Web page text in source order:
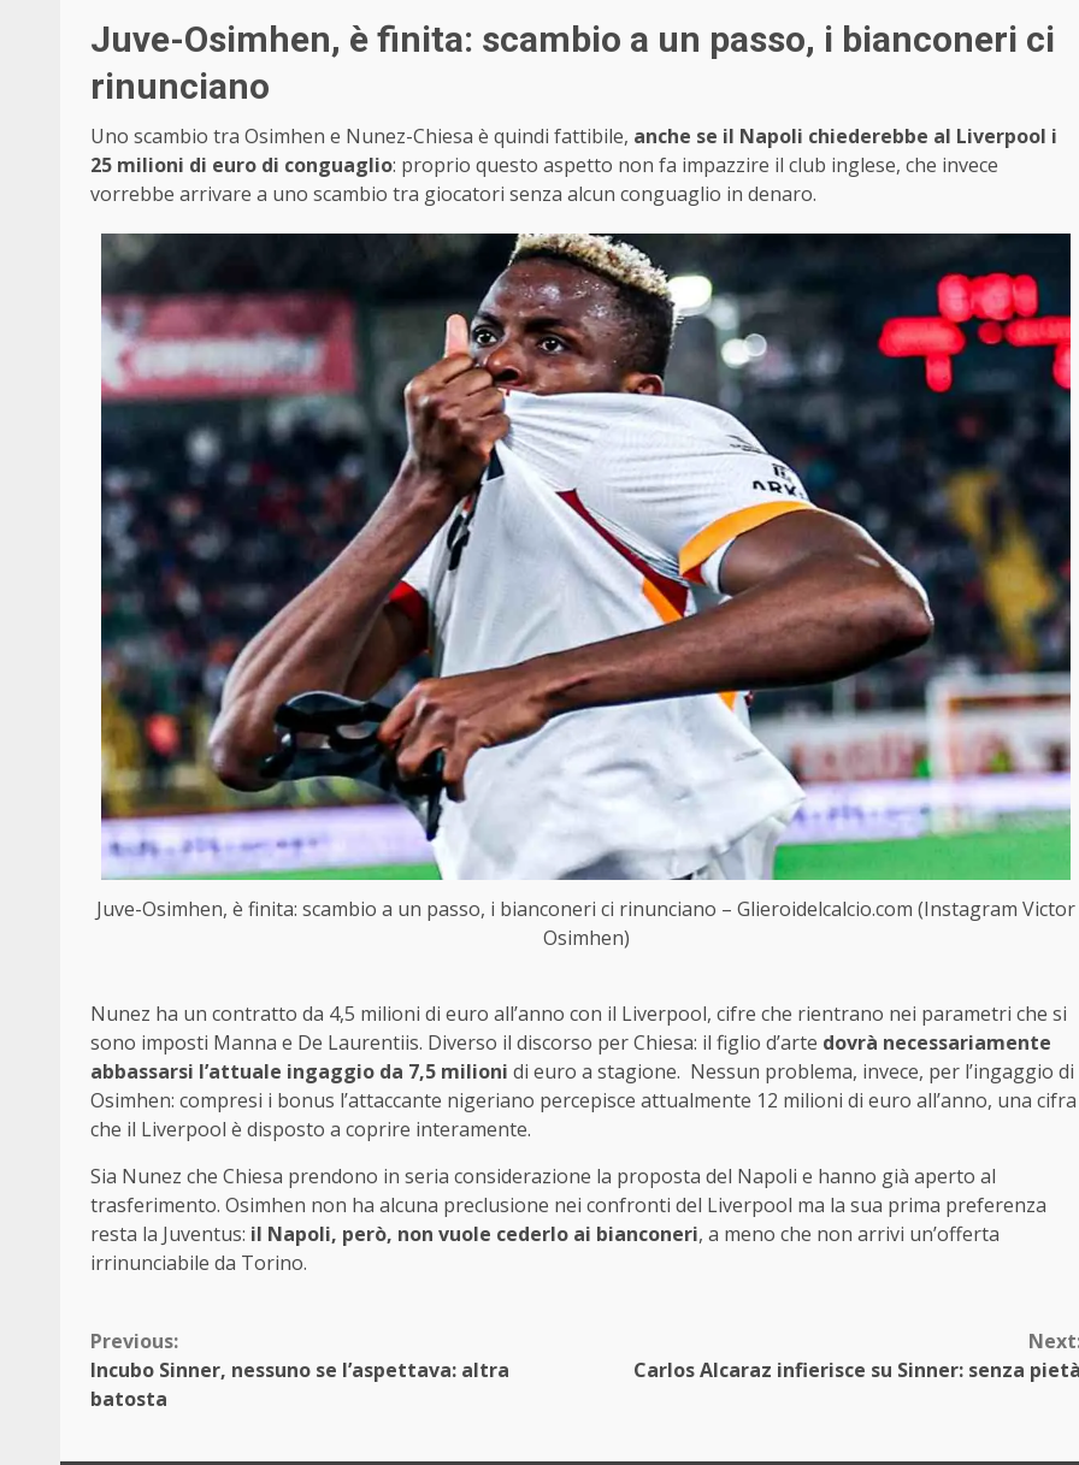
Juve-Osimhen, è finita: scambio a un passo, i bianconeri ci
rinunciano
Uno scambio tra Osimhen e Nunez-Chiesa è quindi fattibile, anche se il Napoli chiederebbe al Liverpool i
25 milioni di euro di conguaglio: proprio questo aspetto non fa impazzire il club inglese, che invece
vorrebbe arrivare a uno scambio tra giocatori senza alcun conguaglio in denaro.
Juve-Osimhen, è finita: scambio a un passo, i bianconeri ci rinunciano – Glieroidelcalcio.com (Instagram Victor
Osimhen)
Nunez ha un contratto da 4,5 milioni di euro all’anno con il Liverpool, cifre che rientrano nei parametri che si
sono imposti Manna e De Laurentiis. Diverso il discorso per Chiesa: il figlio d’arte dovrà necessariamente
abbassarsi l’attuale ingaggio da 7,5 milioni di euro a stagione. Nessun problema, invece, per l’ingaggio di
Osimhen: compresi i bonus l’attaccante nigeriano percepisce attualmente 12 milioni di euro all’anno, una cifra
che il Liverpool è disposto a coprire interamente.
Sia Nunez che Chiesa prendono in seria considerazione la proposta del Napoli e hanno già aperto al
trasferimento. Osimhen non ha alcuna preclusione nei confronti del Liverpool ma la sua prima preferenza
resta la Juventus: il Napoli, però, non vuole cederlo ai bianconeri, a meno che non arrivi un’offerta
irrinunciabile da Torino.
Continue
Reading
Previous:
Incubo Sinner, nessuno se l’aspettava: altra
batosta
Carlos Alcaraz infierisce su Sinner: senza